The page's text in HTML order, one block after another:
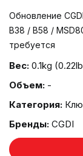
Обновление
B38 / B58 /
требуется
Вес: 0.1kg
Объем: -
Категория:
Бренды: CGDI